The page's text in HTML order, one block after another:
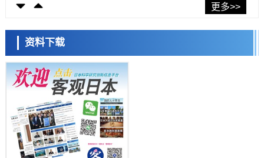
东京都健康长寿医疗中心跨器官揭示衰老过程中的糖链变化
产总研无需石油利用松脂制备石墨前驱体，可作为电池电极材料
科学研究
东京大学和海上保安厅等发现南海海槽沿线板块边界锁定状态存在区域
差异
政策
日本第2次医疗研究开发调整费，根据一线实际情况和需求分配99.3亿
日元
科学研究
千叶大学鉴定出导致难治性疾病“肺高血压症”恶化的蛋白质“MYL9/12”，
会引发血管结构恶化
科学研究
小岩井忠道 泷川 进
更多>>
资料下载